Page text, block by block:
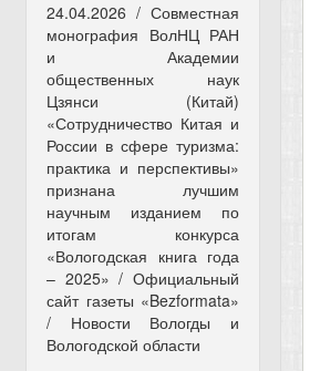
24.04.2026 / Совместная
монография ВолНЦ РАН
и Академии
общественных наук
Цзянси (Китай)
«Сотрудничество Китая и
России в сфере туризма:
практика и перспективы»
признана лучшим
научным изданием по
итогам конкурса
«Вологодская книга года
– 2025» / Официальный
сайт газеты «Bezformata»
/ Новости Вологды и
Вологодской области